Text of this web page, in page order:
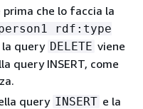
prima che lo faccia la
rdf:type
la query DELETE viene
query INSERT, come
query INSERT e la